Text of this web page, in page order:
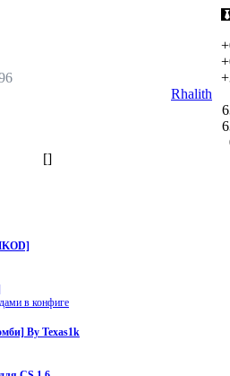
Rhalith
[]
в конфиге
By Texas1k